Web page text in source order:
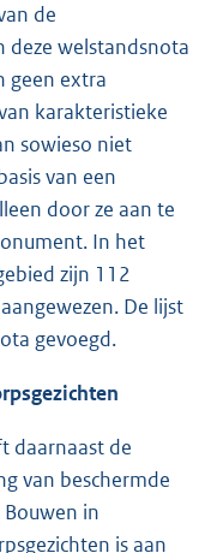
de
deze welstandsnota
geen extra
karakteristieke
sowieso niet
van een
door ze aan te
In het
zijn 112
De lijst
gevoegd.
daarnaast de
van beschermde
in
is aan